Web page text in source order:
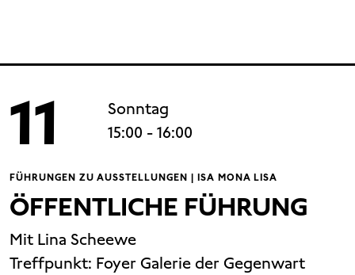
11
Sonntag
15:00 - 16:00
FÜHRUNGEN ZU AUSSTELLUNGEN | ISA MONA LISA
ÖFFENTLICHE FÜHRUNG
Mit Lina Scheewe
Treffpunkt: Foyer Galerie der Gegenwart